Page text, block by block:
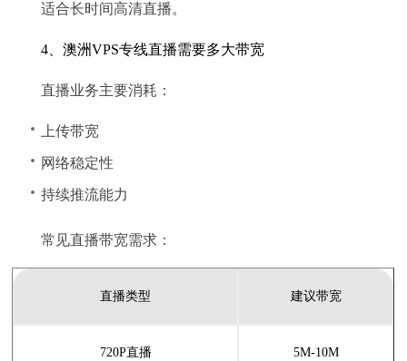
适合长时间高清直播。
4、澳洲VPS专线直播需要多大带宽
直播业务主要消耗：
上传带宽
网络稳定性
持续推流能力
常见直播带宽需求：
直播类型 建议带宽
720P直播 5M-10M